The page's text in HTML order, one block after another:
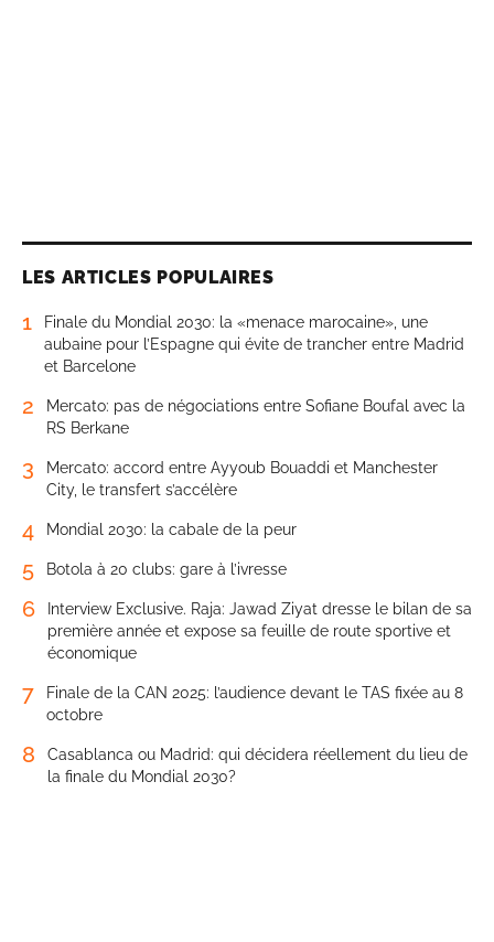
LES ARTICLES POPULAIRES
1
Finale du Mondial 2030: la «menace marocaine», une
aubaine pour l’Espagne qui évite de trancher entre Madrid
et Barcelone
2
Mercato: pas de négociations entre Sofiane Boufal avec la
RS Berkane
3
Mercato: accord entre Ayyoub Bouaddi et Manchester
City, le transfert s’accélère
4 Mondial 2030: la cabale de la peur
5 Botola à 20 clubs: gare à l’ivresse
6
Interview Exclusive. Raja: Jawad Ziyat dresse le bilan de sa
première année et expose sa feuille de route sportive et
économique
7
Finale de la CAN 2025: l’audience devant le TAS fixée au 8
octobre
8
Casablanca ou Madrid: qui décidera réellement du lieu de
la finale du Mondial 2030?